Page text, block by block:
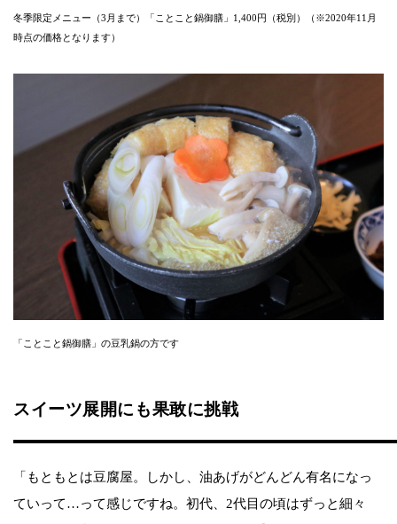
冬季限定メニュー（3月まで）「ことこと鍋御膳」1,400円（税別）（※2020年11月
時点の価格となります）
「ことこと鍋御膳」の豆乳鍋の方です
スイーツ展開にも果敢に挑戦
「もともとは豆腐屋。しかし、油あげがどんどん有名になっ
ていって…って感じですね。初代、2代目の頃はずっと細々